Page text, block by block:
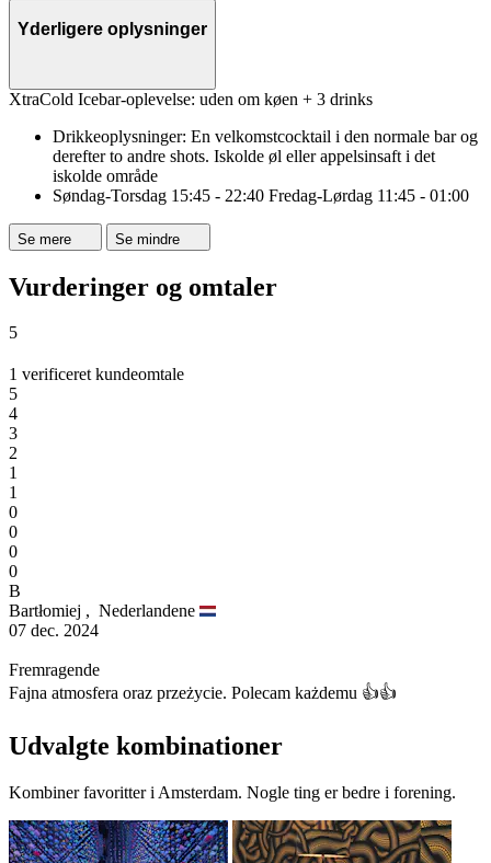
Yderligere oplysninger
XtraCold Icebar-oplevelse: uden om køen + 3 drinks
Drikkeoplysninger: En velkomstcocktail i den normale bar og
derefter to andre shots. Iskolde øl eller appelsinsaft i det
iskolde område
Søndag-Torsdag 15:45 - 22:40 Fredag-Lørdag 11:45 - 01:00
Se mere Se mindre
Vurderinger og omtaler
5
1 verificeret kundeomtale
5
4
3
2
1
1
0
0
0
0
B
Bartłomiej , Nederlandene
07 dec. 2024
Fremragende
Fajna atmosfera oraz przeżycie. Polecam każdemu 👍👍
Udvalgte kombinationer
Kombiner favoritter i Amsterdam. Nogle ting er bedre i forening.